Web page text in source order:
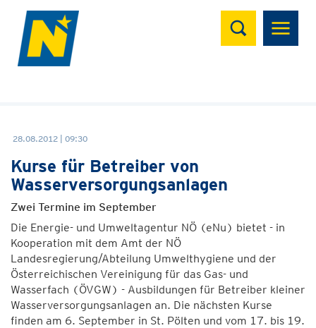
Suchen
28.08.2012 | 09:30
Kurse für Betreiber von
Wasserversorgungsanlagen
Zwei Termine im September
Die Energie- und Umweltagentur NÖ (eNu) bietet - in
Kooperation mit dem Amt der NÖ
Landesregierung/Abteilung Umwelthygiene und der
Österreichischen Vereinigung für das Gas- und
Wasserfach (ÖVGW) - Ausbildungen für Betreiber kleiner
Wasserversorgungsanlagen an. Die nächsten Kurse
finden am 6. September in St. Pölten und vom 17. bis 19.